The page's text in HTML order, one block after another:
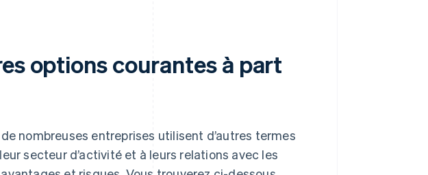
options courantes à part
nombreuses entreprises utilisent d’autres termes
secteur d’activité et à leurs relations avec les